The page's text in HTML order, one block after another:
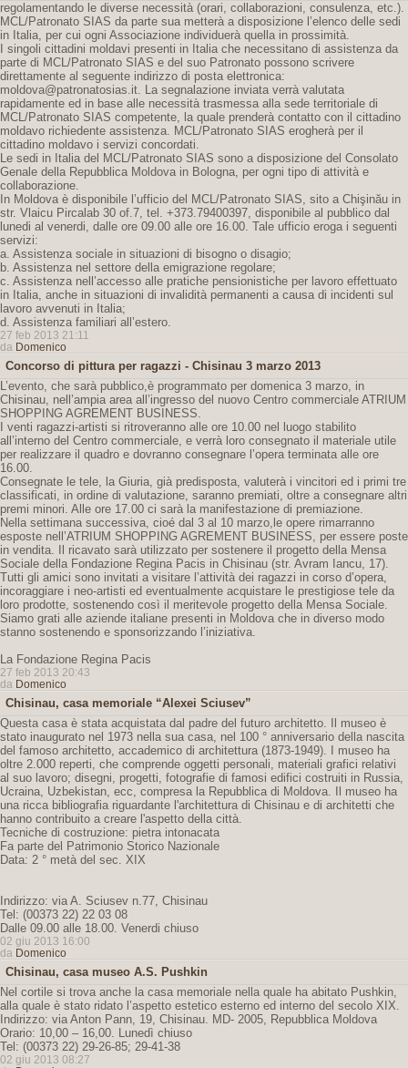
regolamentando le diverse necessità (orari, collaborazioni, consulenza, etc.).
MCL/Patronato SIAS da parte sua metterà a disposizione l’elenco delle sedi
in Italia, per cui ogni Associazione individuerà quella in prossimità.
I singoli cittadini moldavi presenti in Italia che necessitano di assistenza da
parte di MCL/Patronato SIAS e del suo Patronato possono scrivere
direttamente al seguente indirizzo di posta elettronica:
moldova@patronatosias.it. La segnalazione inviata verrà valutata
rapidamente ed in base alle necessità trasmessa alla sede territoriale di
MCL/Patronato SIAS competente, la quale prenderà contatto con il cittadino
moldavo richiedente assistenza. MCL/Patronato SIAS erogherà per il
cittadino moldavo i servizi concordati.
Le sedi in Italia del MCL/Patronato SIAS sono a disposizione del Consolato
Genale della Repubblica Moldova in Bologna, per ogni tipo di attività e
collaborazione.
In Moldova è disponibile l’ufficio del MCL/Patronato SIAS, sito a Chişinău in
str. Vlaicu Pircalab 30 of.7, tel. +373.79400397, disponibile al pubblico dal
lunedi al venerdi, dalle ore 09.00 alle ore 16.00. Tale ufficio eroga i seguenti
servizi:
a. Assistenza sociale in situazioni di bisogno o disagio;
b. Assistenza nel settore della emigrazione regolare;
c. Assistenza nell’accesso alle pratiche pensionistiche per lavoro effettuato
in Italia, anche in situazioni di invalidità permanenti a causa di incidenti sul
lavoro avvenuti in Italia;
d. Assistenza familiari all’estero.
27 feb 2013 21:11
da Domenico
Concorso di pittura per ragazzi - Chisinau 3 marzo 2013
L’evento, che sarà pubblico,è programmato per domenica 3 marzo, in
Chisinau, nell’ampia area all’ingresso del nuovo Centro commerciale ATRIUM
SHOPPING AGREMENT BUSINESS.
I venti ragazzi-artisti si ritroveranno alle ore 10.00 nel luogo stabilito
all’interno del Centro commerciale, e verrà loro consegnato il materiale utile
per realizzare il quadro e dovranno consegnare l’opera terminata alle ore
16.00.
Consegnate le tele, la Giuria, già predisposta, valuterà i vincitori ed i primi tre
classificati, in ordine di valutazione, saranno premiati, oltre a consegnare altri
premi minori. Alle ore 17.00 ci sarà la manifestazione di premiazione.
Nella settimana successiva, cioé dal 3 al 10 marzo,le opere rimarranno
esposte nell’ATRIUM SHOPPING AGREMENT BUSINESS, per essere poste
in vendita. Il ricavato sarà utilizzato per sostenere il progetto della Mensa
Sociale della Fondazione Regina Pacis in Chisinau (str. Avram Iancu, 17).
Tutti gli amici sono invitati a visitare l’attività dei ragazzi in corso d’opera,
incoraggiare i neo-artisti ed eventualmente acquistare le prestigiose tele da
loro prodotte, sostenendo così il meritevole progetto della Mensa Sociale.
Siamo grati alle aziende italiane presenti in Moldova che in diverso modo
stanno sostenendo e sponsorizzando l’iniziativa.
La Fondazione Regina Pacis
27 feb 2013 20:43
da Domenico
Chisinau, casa memoriale “Alexei Sciusev”
Questa casa è stata acquistata dal padre del futuro architetto. Il museo è
stato inaugurato nel 1973 nella sua casa, nel 100 ° anniversario della nascita
del famoso architetto, accademico di architettura (1873-1949). I museo ha
oltre 2.000 reperti, che comprende oggetti personali, materiali grafici relativi
al suo lavoro; disegni, progetti, fotografie di famosi edifici costruiti in Russia,
Ucraina, Uzbekistan, ecc, compresa la Repubblica di Moldova. Il museo ha
una ricca bibliografia riguardante l'architettura di Chisinau e di architetti che
hanno contribuito a creare l'aspetto della città.
Tecniche di costruzione: pietra intonacata
Fa parte del Patrimonio Storico Nazionale
Data: 2 ° metà del sec. XIX
Indirizzo: via A. Sciusev n.77, Chisinau
Tel: (00373 22) 22 03 08
Dalle 09.00 alle 18.00. Venerdi chiuso
02 giu 2013 16:00
da Domenico
Chisinau, casa museo A.S. Pushkin
Nel cortile si trova anche la casa memoriale nella quale ha abitato Pushkin,
alla quale è stato ridato l’aspetto estetico esterno ed interno del secolo XIX.
Indirizzo: via Anton Pann, 19, Chisinau. MD- 2005, Repubblica Moldova
Orario: 10,00 – 16,00. Lunedì chiuso
Tel: (00373 22) 29-26-85; 29-41-38
02 giu 2013 08:27